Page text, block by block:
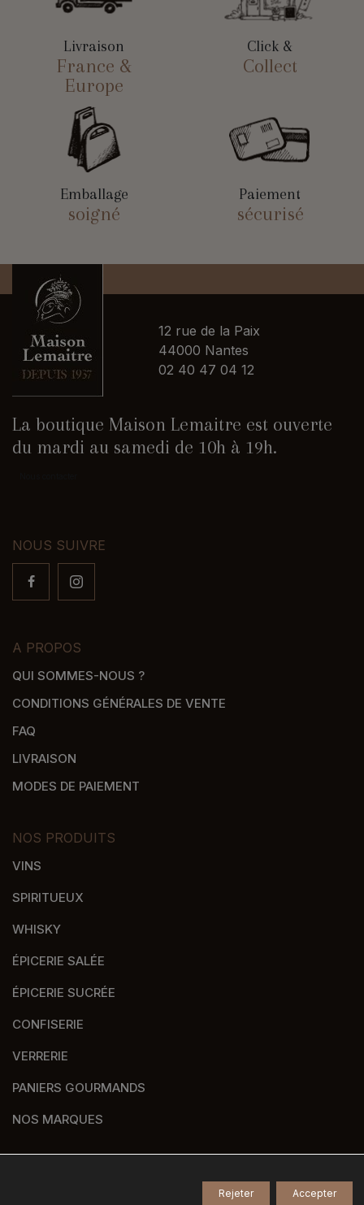
Livraison
France &
Europe
Click &
Collect
Emballage
soigné
Paiement
sécurisé
12 rue de la Paix
44000 Nantes
02 40 47 04 12
La boutique Maison Lemaitre est ouverte
du mardi au samedi de 10h à 19h.
NOUS SUIVRE
A PROPOS
QUI SOMMES-NOUS ?
CONDITIONS GÉNÉRALES DE VENTE
FAQ
LIVRAISON
MODES DE PAIEMENT
NOS PRODUITS
VINS
SPIRITUEUX
WHISKY
ÉPICERIE SALÉE
ÉPICERIE SUCRÉE
CONFISERIE
VERRERIE
PANIERS GOURMANDS
NOS MARQUES
Tous droits réservés - Accepter
Rejeter